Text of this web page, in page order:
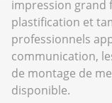
impression grand
plastification et
professionnels
communication,
de montage de
disponible.